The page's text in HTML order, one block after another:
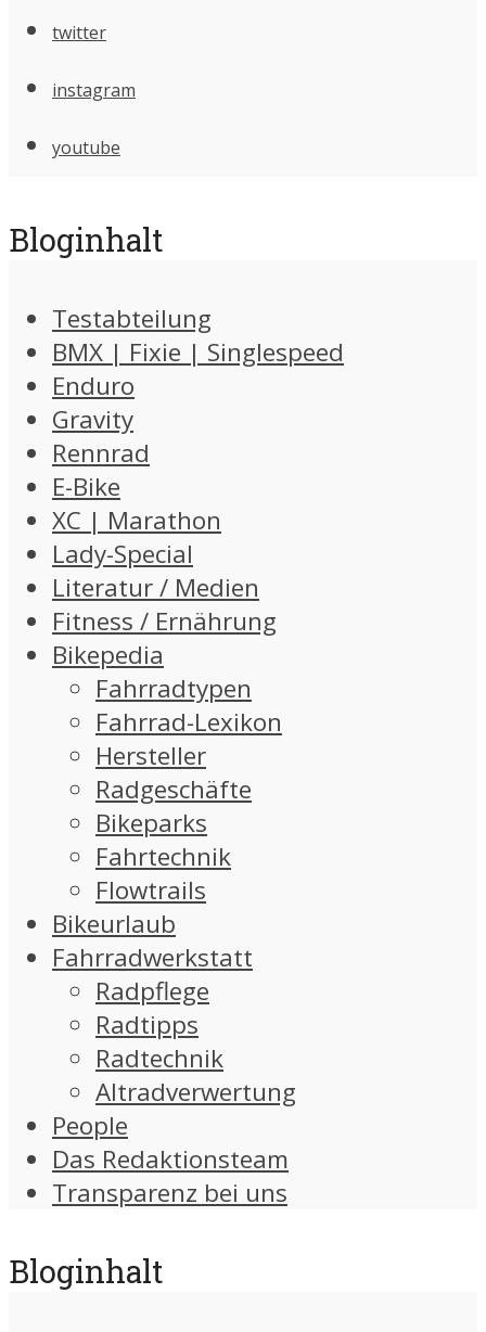
twitter
instagram
youtube
Bloginhalt
Testabteilung
BMX | Fixie | Singlespeed
Enduro
Gravity
Rennrad
E-Bike
XC | Marathon
Lady-Special
Literatur / Medien
Fitness / Ernährung
Bikepedia
Fahrradtypen
Fahrrad-Lexikon
Hersteller
Radgeschäfte
Bikeparks
Fahrtechnik
Flowtrails
Bikeurlaub
Fahrradwerkstatt
Radpflege
Radtipps
Radtechnik
Altradverwertung
People
Das Redaktionsteam
Transparenz bei uns
Bloginhalt